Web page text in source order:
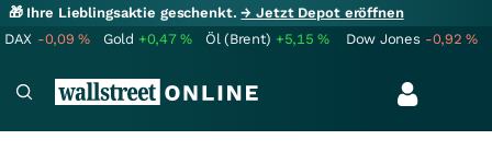
🎁 Ihre Lieblingsaktie geschenkt.→ Jetzt Depot eröffnen
DAX -0,09% Gold +0,47% Öl (Brent) +5,15% Dow Jones -0,92%